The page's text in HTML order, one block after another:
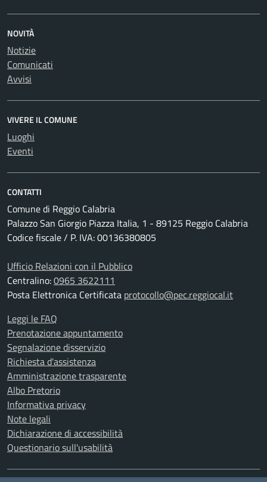
NOVITÀ
Notizie
Comunicati
Avvisi
VIVERE IL COMUNE
Luoghi
Eventi
CONTATTI
Comune di Reggio Calabria
Palazzo San Giorgio Piazza Italia, 1 - 89125 Reggio Calabria
Codice fiscale / P. IVA: 00136380805
Ufficio Relazioni con il Pubblico
Centralino:0965 3622111
Posta Elettronica Certificata protocollo@pec.reggiocal.it
Leggi le FAQ
Prenotazione appuntamento
Segnalazione disservizio
Richiesta d'assistenza
Amministrazione trasparente
Albo Pretorio
Informativa privacy
Note legali
Dichiarazione di accessibilità
Questionario sull'usabilità